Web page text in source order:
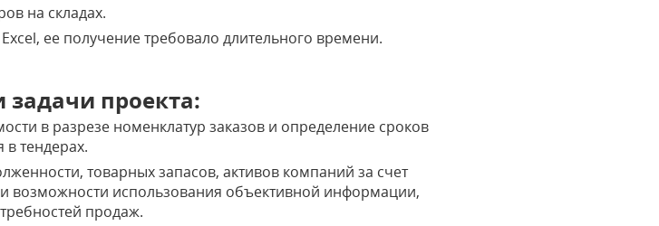
на складах.
ее получение требовало длительного времени.
проекта:
в разрезе номенклатур заказов и определение сроков
в тендерах.
товарных запасов, активов компаний за счет
возможности использования объективной информации,
продаж.